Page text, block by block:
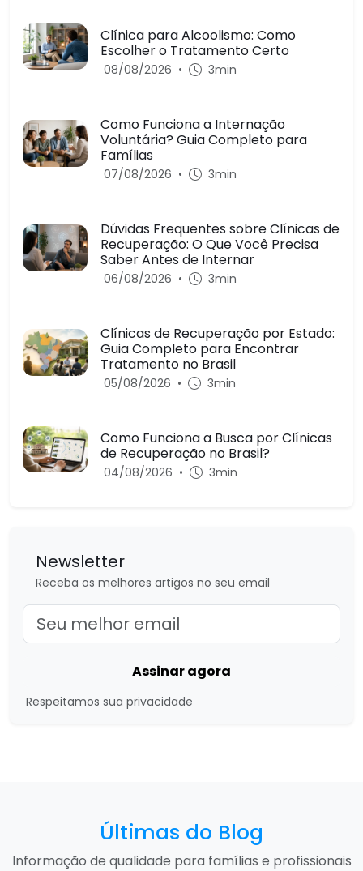
Clínica para Alcoolismo: Como
Escolher o Tratamento Certo
08/08/2026 • 3min
Como Funciona a Internação
Voluntária? Guia Completo para
Famílias
07/08/2026 • 3min
Dúvidas Frequentes sobre Clínicas de
Recuperação: O Que Você Precisa
Saber Antes de Internar
06/08/2026 • 3min
Clínicas de Recuperação por Estado:
Guia Completo para Encontrar
Tratamento no Brasil
05/08/2026 • 3min
Como Funciona a Busca por Clínicas
de Recuperação no Brasil?
04/08/2026 • 3min
Newsletter
Receba os melhores artigos no seu email
Assinar agora
Respeitamos sua privacidade
Últimas do Blog
Informação de qualidade para famílias e profissionais